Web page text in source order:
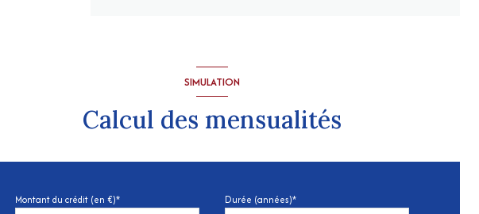
SIMULATION
Calcul des mensualités
Montant du crédit (en €)* Durée (années)*